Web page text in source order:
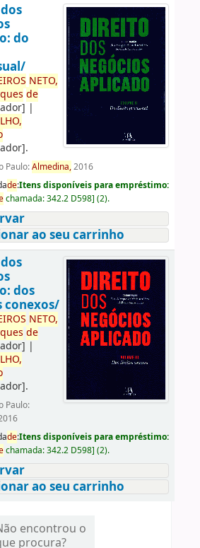
do
IROS NETO,
de
|
.
Paulo:Almedina,2016
de:Itens disponíveis para empréstimo:
chamada:342.2 D598] (2).
ao seu carrinho
dos
conexos/
IROS NETO,
de
|
.
Paulo:
de:Itens disponíveis para empréstimo:
chamada:342.2 D598] (2).
ao seu carrinho
encontrou o
procura?